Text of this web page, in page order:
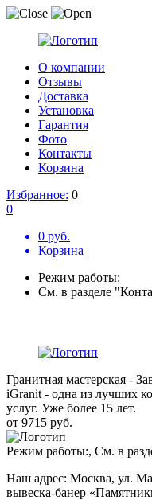
О компании
Отзывы
Доставка
Установка
Гарантия
Фото
Контакты
Корзина
Избранное: 0
0
0 руб.
Корзина
Режим работы:
См. в разделе
Гранитная мастерская -
iGranit - одна из лучших
услуг. Уже более 15 лет.
от 9715 руб.
Режим работы:, См. в
Наш адрес: Москва, ул.
вывеска-банер